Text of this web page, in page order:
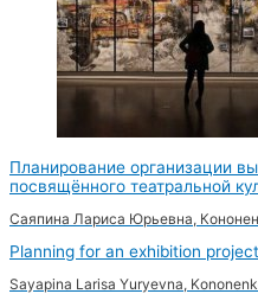
Планирование организации
посвящённого театральной
Саяпина Лариса Юрьевна,
Planning for an exhibition
Sayapina Larisa Yuryevna,